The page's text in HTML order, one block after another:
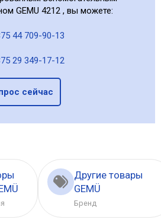
GEMU 4212 , вы можете:
44 709-90-13
29 349-17-12
сейчас
Другие товары
GEMÜ
Бренд